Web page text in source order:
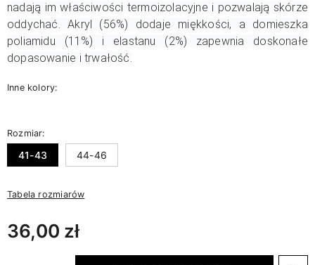
nadają im właściwości termoizolacyjne i pozwalają skórze
oddychać. Akryl (56%) dodaje miękkości, a domieszka
poliamidu (11%) i elastanu (2%) zapewnia doskonałe
dopasowanie i trwałość.
Inne kolory:
Rozmiar:
41-43 44-46
Tabela rozmiarów
36,00 zł